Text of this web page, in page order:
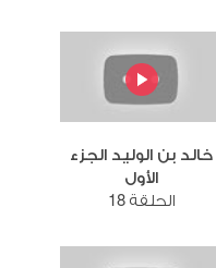
خالد بن الوليد الجزء
الأول
الحلقة 18